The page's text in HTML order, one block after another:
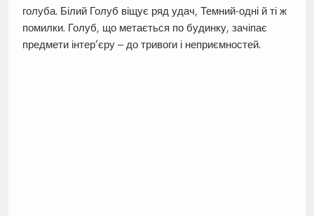
голуба. Білий Голуб віщує ряд удач, Темний-одні й ті ж
помилки. Голуб, що метається по будинку, зачіпає
предмети інтер’єру – до тривоги і неприємностей.